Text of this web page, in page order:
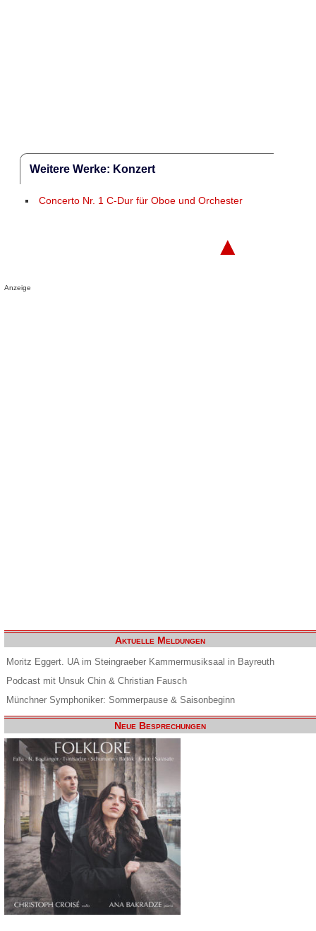
Weitere Werke: Konzert
Concerto Nr. 1 C-Dur für Oboe und Orchester
▲
Anzeige
Aktuelle Meldungen
Moritz Eggert. UA im Steingraeber Kammermusiksaal in Bayreuth
Podcast mit Unsuk Chin & Christian Fausch
Münchner Symphoniker: Sommerpause & Saisonbeginn
Neue Besprechungen